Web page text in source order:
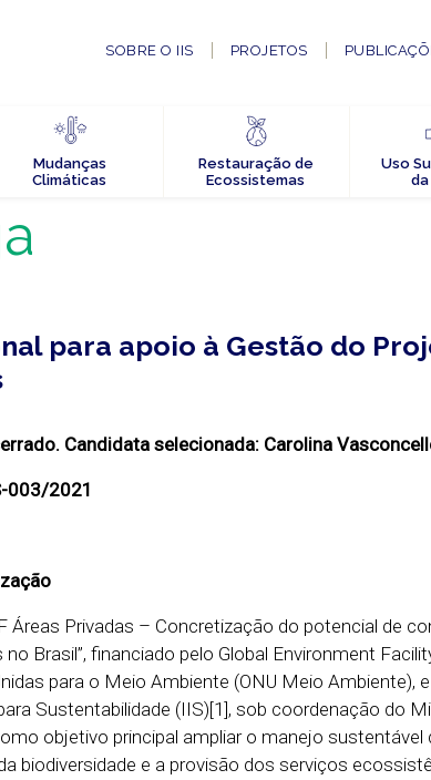
SOBRE O IIS PROJETOS
Mudanças
Climáticas
Restauração de
Ecossistemas
Uso
para apoio à Gestão do
Candidata selecionada: Carolina
003/2021
Áreas Privadas – Concretização do potencial de
no Brasil”, financiado pelo Global Environment
para o Meio Ambiente (ONU Meio Ambiente),
Sustentabilidade (IIS)[1], sob coordenação do
objetivo principal ampliar o manejo sustentável
biodiversidade e a provisão dos serviços